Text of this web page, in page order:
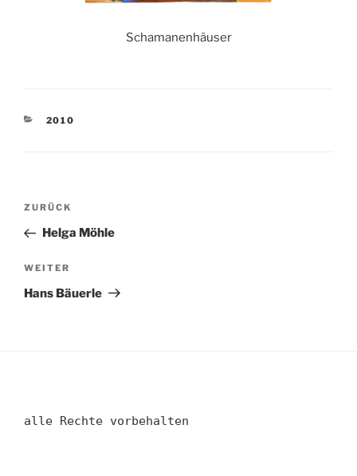
Schamanenhäuser
KATEGORIEN
2010
Beitragsnavigation
Vorheriger
Beitrag
ZURÜCK
Helga Möhle
Nächster
Beitrag
WEITER
Hans Bäuerle
alle Rechte vorbehalten